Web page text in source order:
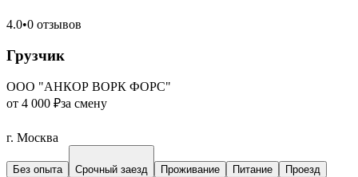
4.0•0 отзывов
Грузчик
ООО "АНКОР ВОРК ФОРС"
от 4 000 ₽за смену
г. Москва
Без опыта Срочный заезд Проживание Питание
Проезд